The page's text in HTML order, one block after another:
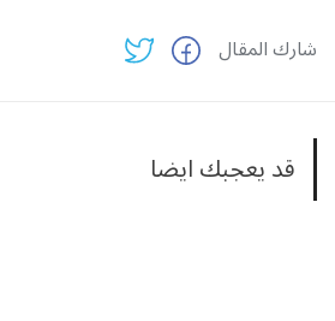
شارك المقال
قد يعجبك ايضا